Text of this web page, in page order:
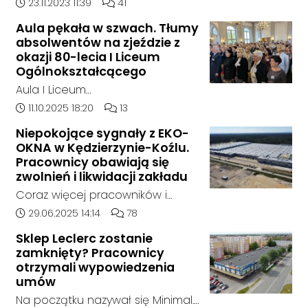
chemiczne.
Aula pękała w szwach. Tłumy
absolwentów na zjeździe z
okazji 80-lecia I Liceum
Ogólnokształcącego
Aula I Liceum
Ogólnokształcącego im. Henryka
w sobotnie przedpołudnie
dosłownie pękała w szwach. Na
wyjątkowy zjazd absolwentów z
okazji jubileuszu 80-lecia szkoły
przyjechali ludzie z różnych
zakątków Polski i świata. W tym
roku zarejestrowało się ponad
1000 uczestników. To największy
zjazd w historii placówki.
Data dodania artykułu:
11.10.2025 18:20 Liczba komentarzy artykułu:
13
Niepokojące sygnały z EKO-
OKNA w Kędzierzynie-Koźlu.
Pracownicy obawiają się
zwolnień i likwidacji zakładu
Coraz więcej pracowników i
mieszkańców zgłasza się do
niepokojącej sytuacji w zakładzie
EKO-OKNA w Kędzierzynie-Koźlu.
Jak wynika z ich relacji, firma
miała w ostatnich tygodniach
Data dodania artykułu:
29.06.2025 14:14 Liczba komentarzy artykułu:
78
Sklep Leclerc zostanie
zamknięty? Pracownicy
otrzymali wypowiedzenia
umów
Na początku nazywał się Minimal.